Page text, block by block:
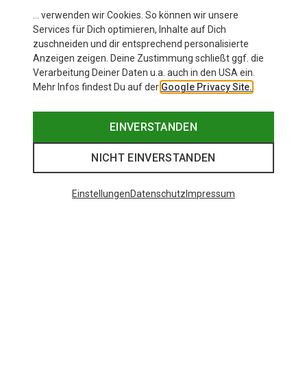
… verwenden wir Cookies. So können wir unsere
Services für Dich optimieren, Inhalte auf Dich
zuschneiden und dir entsprechend personalisierte
Anzeigen zeigen. Deine Zustimmung schließt ggf. die
Verarbeitung Deiner Daten u.a. auch in den USA ein.
Mehr Infos findest Du auf der Google Privacy Site.
EINVERSTANDEN
NICHT EINVERSTANDEN
EinstellungenDatenschutz Impressum